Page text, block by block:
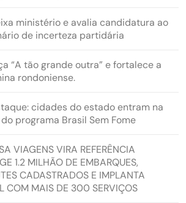
ministério e avalia candidatura ao
de incerteza partidária
“A tão grande outra” e fortalece a
rondoniense.
cidades do estado entram na
programa Brasil Sem Fome
VIAGENS VIRA REFERÊNCIA
1.2 MILHÃO DE EMBARQUES,
CADASTRADOS E IMPLANTA
COM MAIS DE 300 SERVIÇOS